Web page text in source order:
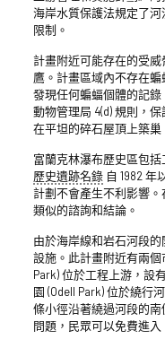
海岸水質保護法規定了
限制。
計畫附近可能存在的受
鷹。計畫區域內不存在
發現任何蝙蝠個體的記
動物管理局 4(d) 規則，
在平坦的碎石屋頂上築
富蘭克林瀑布歷史區包
歷史遺跡名錄自 1982 年
計劃不會產生不利影響
類似的諮詢和結論。
由於海岸線和岩石河段
設施。此計畫附近有兩個
Park) 位於工程上游，設
園 (Odell Park) 位於繞行
條小徑沿著繞過河段的
問題，民眾可以免費進入